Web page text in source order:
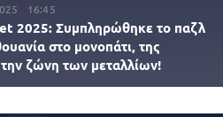
16:45
2025: Συμπληρώθηκε το παζλ
στο μονοπάτι, της
ζώνη των μεταλλίων!